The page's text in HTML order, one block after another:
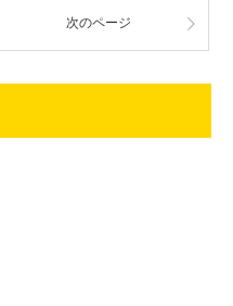
次のページ